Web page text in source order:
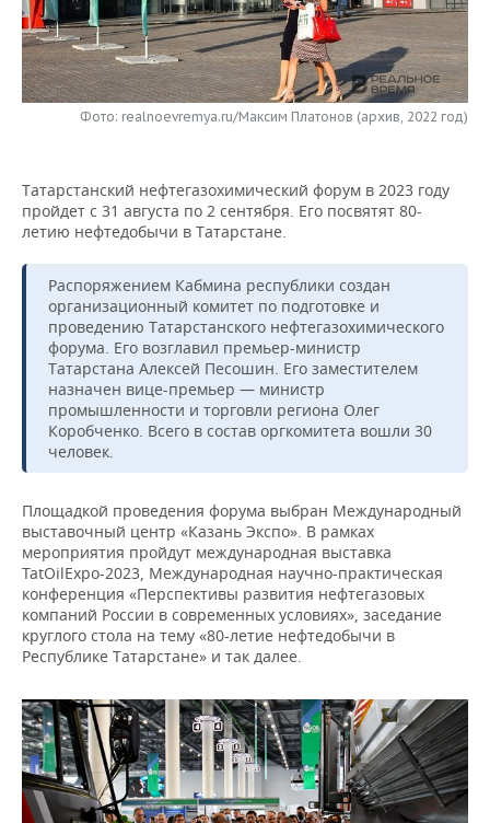
НЕФТЕХИМИЯ
НЕФТЬ
ОПК
РОЗНИЧНАЯ ТОРГОВЛЯ
ТРАНСПОРТ
НОВОСТИ ТЕХНОЛОГИЙ
IT
ТЕЛЕКОММУНИКАЦИИ
МЕРОПРИЯТИЯ
НОВОСТИ МЕРОПРИЯТИЙ
БИЗНЕС-БРАНЧИ
ONLINE-КОНФЕРЕНЦИИ
ОТКРЫТАЯ ЛЕКЦИЯ
СПОРТ
ФУТБОЛ
ХОККЕЙ
БАСКЕТБОЛ
ВОЛЕЙБОЛ
КИБЕРСПОРТ
ФИГУРНОЕ КАТАНИЕ
ХОККЕЙ С МЯЧОМ
НОВОСТИ ОБЩЕСТВА
ВЛАСТЬ
ИНФРАСТРУКТУРА
ИСТОРИЯ
КУЛЬТУРА
МЕДИЦИНА
ПРОИСШЕСТВИЯ
ФОТОГАЛЕРЕЯ
СЮЖЕТЫ
СПРАВОЧНИК
СПИСОК ПЕРСОН
СПИСОК КОМПАНИЙ
ПОЛНАЯ ВЕРСИЯ
Фото: realnoevremya.ru/Максим Платонов (архив, 2022 год)
Татарстанский нефтегазохимический форум в 2023 году
пройдет с 31 августа по 2 сентября. Его посвятят 80-
летию нефтедобычи в Татарстане.
Распоряжением Кабмина республики создан
организационный комитет по подготовке и
проведению Татарстанского нефтегазохимического
форума. Его возглавил премьер-министр
Татарстана Алексей Песошин. Его заместителем
назначен вице-премьер — министр
промышленности и торговли региона Олег
Коробченко. Всего в состав оргкомитета вошли 30
человек.
Площадкой проведения форума выбран Международный
выставочный центр «Казань Экспо». В рамках
мероприятия пройдут международная выставка
TatOilExpo-2023, Международная научно-практическая
конференция «Перспективы развития нефтегазовых
компаний России в современных условиях», заседание
круглого стола на тему «80-летие нефтедобычи в
Республике Татарстане» и так далее.